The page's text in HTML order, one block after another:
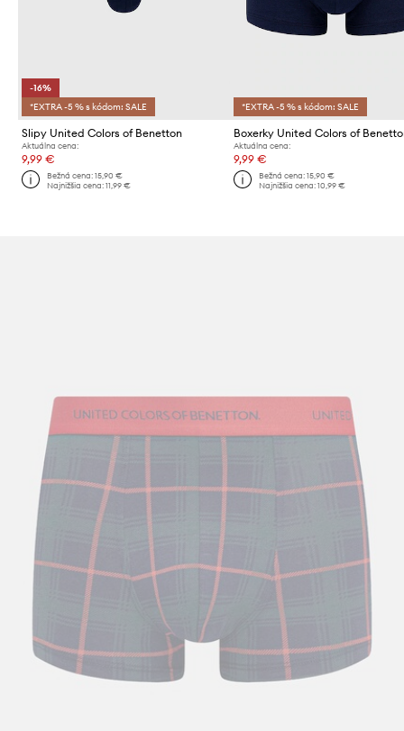
-16%
*EXTRA -5 % s kódom: SALE
Slipy United Colors of Benetton
Aktuálna cena:
9,99 €
Bežná cena:15,90 €
Najnižšia cena:11,99 €
*EXTRA -5 % s kódom: SALE
Boxerky United Colors of
Aktuálna cena:
9,99 €
Bežná cena: 15,90 €
Najnižšia cena: 10,99 €